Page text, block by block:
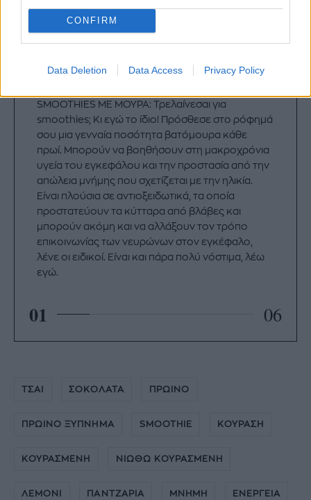
CONFIRM
Data Deletion Data Access Privacy Policy
SMOOTHIES ΜΕ ΜΟΥΡΑ: Τρελαίνεσαι για
smoothies; Κι εγώ το ίδιο! Πρόσθεσε στο ρόφημά
σου μια γενναία ποσότητα βατόμουρα κάθε
πρωί. Μπορούν να βοηθήσουν στη μακροχρόνια
υγεία του εγκεφάλου και την προστασία από την
απώλεια μνήμης που σχετίζεται με την ηλικία.
Είναι πλούσια σε αντιοξειδωτικά, τα οποία
προστατεύουν τα κύτταρα από βλάβες και
μπορούν ακόμη και να αλλάξουν τον τρόπο
επικοινωνίας των νευρώνων στον εγκέφαλο,
λένε οι ειδικοί. Είναι και πάρα πολύ νόστιμα, λέω
εγώ.
01 06
ΤΣΑΙ ΣΟΚΟΛΑΤΑ ΠΡΩΙΝΟ
ΠΡΩΙΝΟ ΞΥΠΝΗΜΑ SMOOTHIE ΚΟΥΡΑΣΗ
ΚΟΥΡΑΣΜΕΝΗ ΝΙΩΘΩ ΚΟΥΡΑΣΜΕΝΗ
ΛΕΜΟΝΙ ΠΑΝΤΖΑΡΙΑ ΜΝΗΜΗ ΕΝΕΡΓΕΙΑ